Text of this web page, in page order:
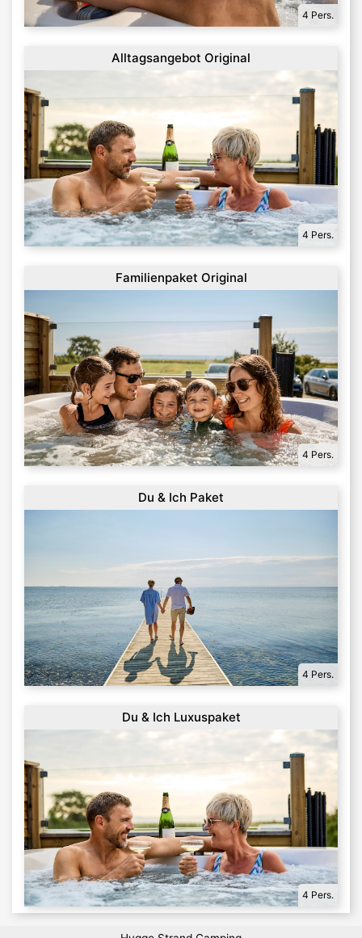
4 Pers.
Alltagsangebot Original
4 Pers.
Familienpaket Original
4 Pers.
Du & Ich Paket
4 Pers.
Du & Ich Luxuspaket
4 Pers.